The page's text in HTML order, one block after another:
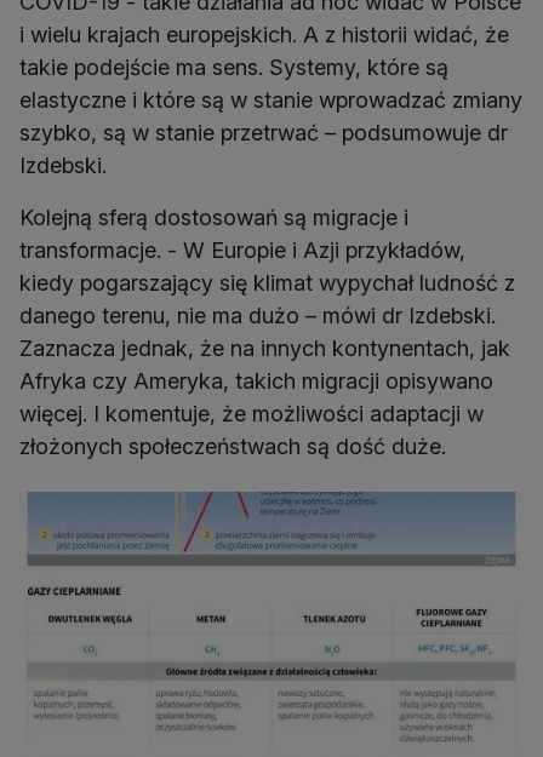
i wielu krajach europejskich. A z historii widać, że
takie podejście ma sens. Systemy, które są
elastyczne i które są w stanie wprowadzać zmiany
szybko, są w stanie przetrwać – podsumowuje dr
Izdebski.
Kolejną sferą dostosowań są migracje i
transformacje. - W Europie i Azji przykładów,
kiedy pogarszający się klimat wypychał ludność z
danego terenu, nie ma dużo – mówi dr Izdebski.
Zaznacza jednak, że na innych kontynentach, jak
Afryka czy Ameryka, takich migracji opisywano
więcej. I komentuje, że możliwości adaptacji w
złożonych społeczeństwach są dość duże.